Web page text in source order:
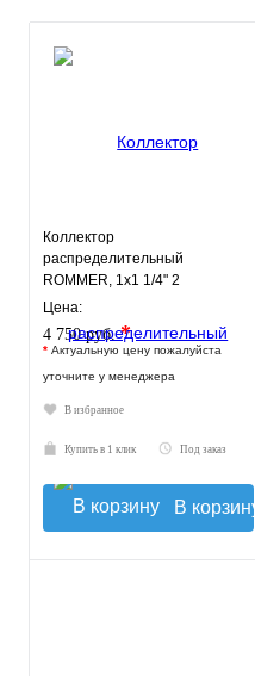
Коллектор
распределительный
ROMMER, 1х1 1/4" 2
отопительных контура
Цена:
4 750 руб.*
* Актуальную цену пожалуйста
уточните у менеджера
В избранное
Купить в 1 клик Под заказ
В корзину